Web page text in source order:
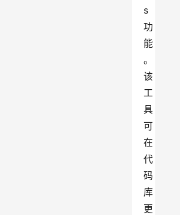
s
功
能
。
该
工
具
可
在
代
码
库
更